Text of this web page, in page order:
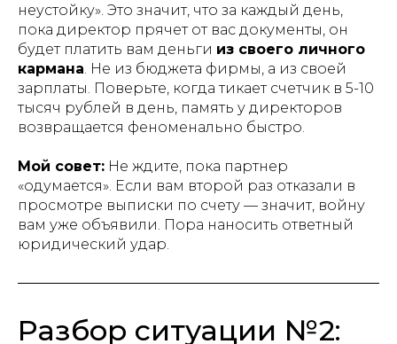
неустойку». Это значит, что за каждый день,
пока директор прячет от вас документы, он
будет платить вам деньги из своего личного
кармана. Не из бюджета фирмы, а из своей
зарплаты. Поверьте, когда тикает счетчик в 5-10
тысяч рублей в день, память у директоров
возвращается феноменально быстро.
Мой совет: Не ждите, пока партнер
«одумается». Если вам второй раз отказали в
просмотре выписки по счету — значит, войну
вам уже объявили. Пора наносить ответный
юридический удар.
Разбор ситуации №2: